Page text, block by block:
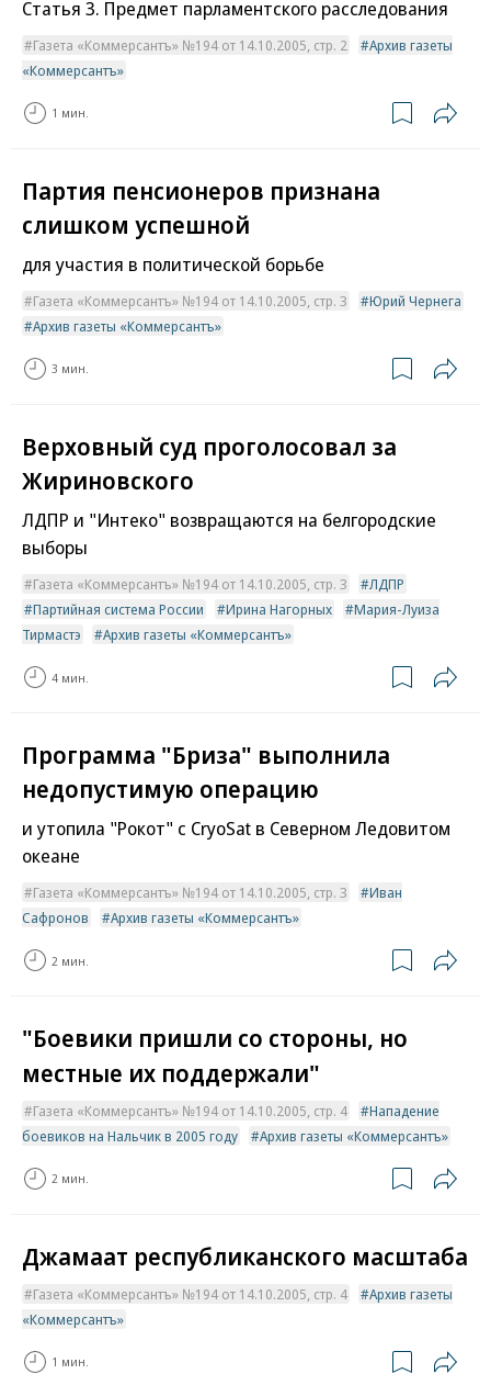
Статья 3. Предмет парламентского расследования
Газета «Коммерсантъ» №194 от 14.10.2005, стр. 2
Архив газеты
«Коммерсантъ»
1 мин.
Партия пенсионеров признана
слишком успешной
для участия в политической борьбе
Газета «Коммерсантъ» №194 от 14.10.2005, стр. 3
Юрий Чернега
Архив газеты «Коммерсантъ»
3 мин.
Верховный суд проголосовал за
Жириновского
ЛДПР и "Интеко" возвращаются на белгородские
выборы
Газета «Коммерсантъ» №194 от 14.10.2005, стр. 3
ЛДПР
Партийная система России
Ирина Нагорных
Мария-Луиза
Тирмастэ
Архив газеты «Коммерсантъ»
4 мин.
Программа "Бриза" выполнила
недопустимую операцию
и утопила "Рокот" с CryoSat в Северном Ледовитом
океане
Газета «Коммерсантъ» №194 от 14.10.2005, стр. 3
Иван
Сафронов
Архив газеты «Коммерсантъ»
2 мин.
"Боевики пришли со стороны, но
местные их поддержали"
Газета «Коммерсантъ» №194 от 14.10.2005, стр. 4
Нападение
боевиков на Нальчик в 2005 году
Архив газеты «Коммерсантъ»
2 мин.
Джамаат республиканского масштаба
Газета «Коммерсантъ» №194 от 14.10.2005, стр. 4
Архив газеты
«Коммерсантъ»
1 мин.